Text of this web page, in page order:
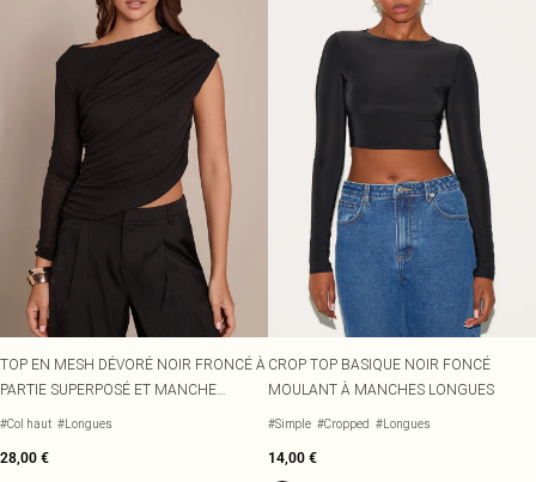
TOP EN MESH DÉVORÉ NOIR FRONCÉ À
PARTIE SUPERPOSÉ ET MANCHE
UNIQUE
#Col haut #Longues
28,00 €
CROP TOP BASIQUE NOIR FONCÉ
MOULANT À MANCHES LONGUES
#Simple #Cropped #Longues
14,00 €